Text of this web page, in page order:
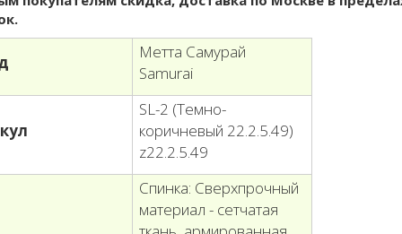
Метта Самурай
Samurai
SL-2 (Темно-
коричневый 22.2.5.49)
z22.2.5.49
Спинка: Сверхпрочный
материал - сетчатая